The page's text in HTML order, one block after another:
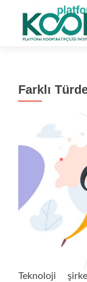
Farklı
Teknoloji